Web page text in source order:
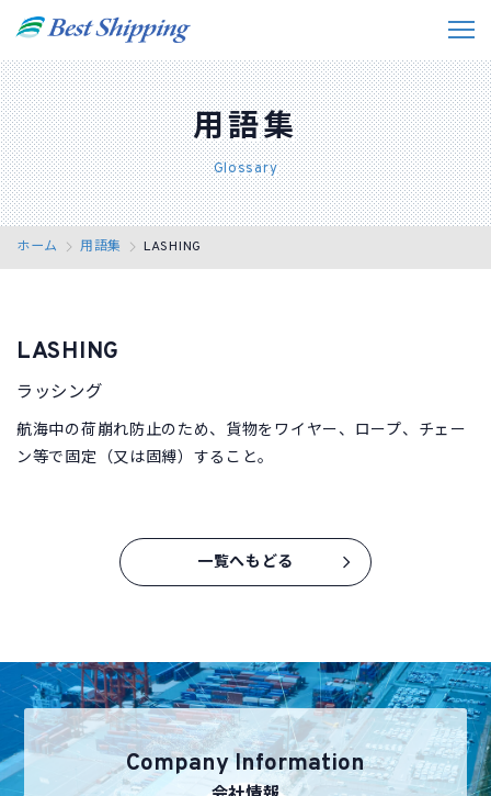
私たちの強み
事業紹介
お役立ちデータ
JP
用語集
Glossary
ホーム 用語集 LASHING
LASHING
ラッシング
航海中の荷崩れ防止のため、貨物をワイヤー、ロープ、チェー
ン等で固定（又は固縛）すること。
一覧へもどる
Company Information